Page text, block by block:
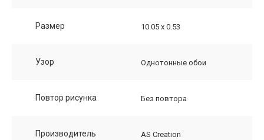
Размер 10.05 х 0.53
Узор Однотонные обои
Повтор рисунка Без повтора
Производитель AS Creation